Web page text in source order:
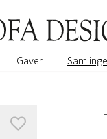
Gaver